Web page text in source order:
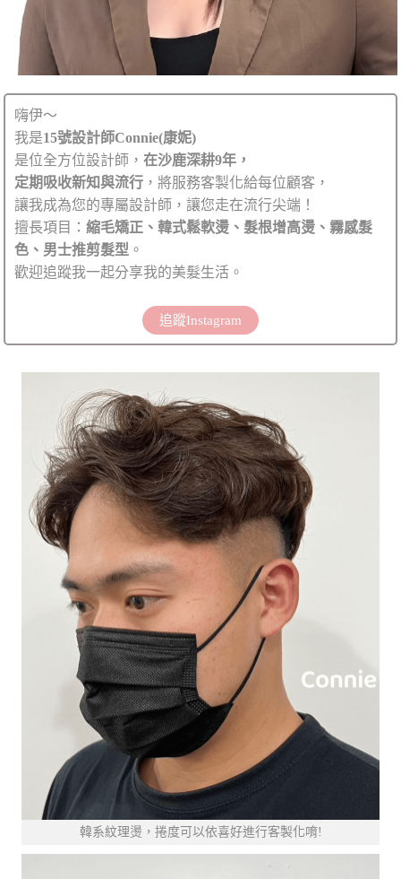
嗨伊～
我是15號設計師Connie(康妮)
是位全方位設計師，在沙鹿深耕9年，
定期吸收新知與流行 ，將服務客製化給每位顧客，
讓我成為您的專屬設計師，讓您走在流行尖端！
擅長項目：縮毛矯正、韓式鬆軟燙、髮根增高燙、霧感髮
色、男士推剪髮型 。
歡迎追蹤我一起分享我的美髮生活。
追蹤Instagram
韓系紋理燙，捲度可以依喜好進行客製化唷!